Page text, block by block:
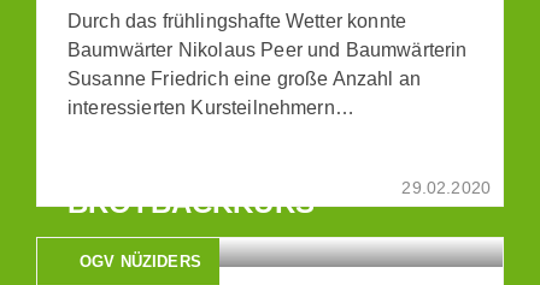
Durch das frühlingshafte Wetter konnte
Baumwärter Nikolaus Peer und Baumwärterin
Susanne Friedrich eine große Anzahl an
interessierten Kursteilnehmern…
29.02.2020
BROTBACKKURS
OGV NÜZIDERS